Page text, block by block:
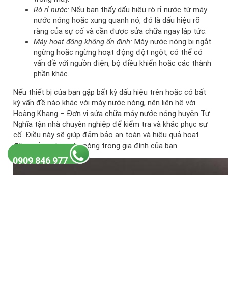
Rò rỉ nước: Nếu bạn thấy dấu hiệu rò rỉ nước từ máy
nước nóng hoặc xung quanh nó, đó là dấu hiệu rõ
ràng của sự cố và cần được sửa chữa ngay lập tức.
Máy hoạt động không ổn định: Máy nước nóng bị ngắt
ngừng hoặc ngừng hoạt động đột ngột, có thể có
vấn đề với nguồn điện, bộ điều khiển hoặc các thành
phần khác.
Nếu thiết bị của bạn gặp bất kỳ dấu hiệu trên hoặc có bất
kỳ vấn đề nào khác với máy nước nóng, nên liên hệ với
Hoàng Khang – Đơn vị sửa chữa máy nước nóng huyện Tư
Nghĩa tận nhà chuyên nghiệp để kiểm tra và khắc phục sự
cố. Điều này sẽ giúp đảm bảo an toàn và hiệu quả hoạt
động của máy nước nóng trong gia đình của bạn.
0909 846 977